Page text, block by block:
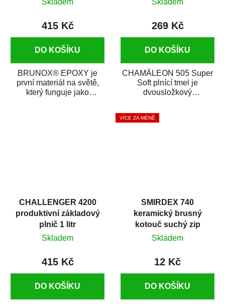
415 Kč
DO KOŠÍKU
BRUNOX® EPOXY je
první materiál na světě,
který funguje jako
269 Kč
DO KOŠÍKU
CHAMÄLEON 505 Super
Soft plnící tmel je
dvousložkový
tmel na vyplnění malých...
CHALLENGER 4200
produktivní základový
plnič 1 litr
Skladem
415 Kč
DO KOŠÍKU
VÍCE ZA MÉNĚ
SMIRDEX 740
keramický brusný
kotouč suchý zip
D150mm 15D P600
Skladem
12 Kč
DO KOŠÍKU